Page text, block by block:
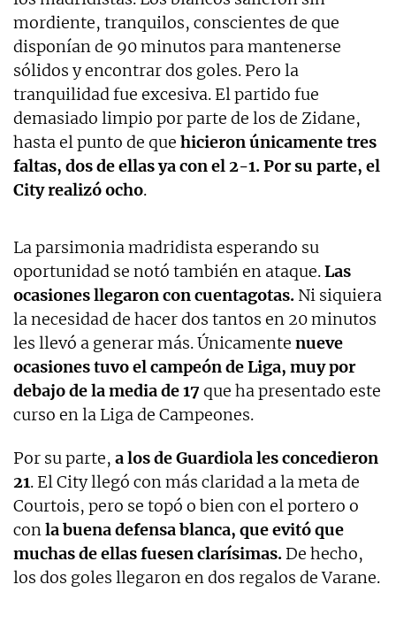
mordiente, tranquilos, conscientes de que
disponían de 90 minutos para mantenerse
sólidos y encontrar dos goles. Pero la
tranquilidad fue excesiva. El partido fue
demasiado limpio por parte de los de Zidane,
hasta el punto de que hicieron únicamente tres
faltas, dos de ellas ya con el 2-1. Por su parte, el
City realizó ocho.
La parsimonia madridista esperando su
oportunidad se notó también en ataque.Las
ocasiones llegaron con cuentagotas. Ni siquiera
la necesidad de hacer dos tantos en 20 minutos
les llevó a generar más. Únicamente nueve
ocasiones tuvo el campeón de Liga, muy por
debajo de la media de 17 que ha presentado este
curso en la Liga de Campeones.
Por su parte, a los de Guardiola les concedieron
21. El City llegó con más claridad a la meta de
Courtois, pero se topó o bien con el portero o
conla buena defensa blanca, que evitó que
muchas de ellas fuesen clarísimas. De hecho,
los dos goles llegaron en dos regalos de Varane.